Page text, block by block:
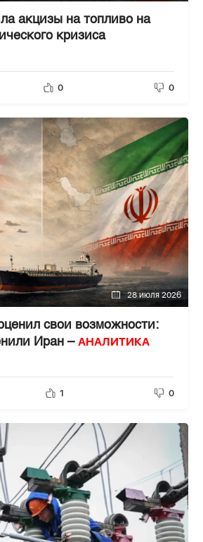
акцизы на топливо на
кризиса
0 0
28 июля 2026
свои возможности:
Иран – АНАЛИТИКА
1 0